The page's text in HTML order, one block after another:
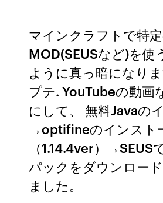
マインクラフトで特
MOD(SEUSなど)を使
ように真っ暗になり
プテ. YouTubeの動画
にして、 無料Javaの
→optifineのインスト
（1.14.4ver）→SEUS
パックをダウンロー
ました。